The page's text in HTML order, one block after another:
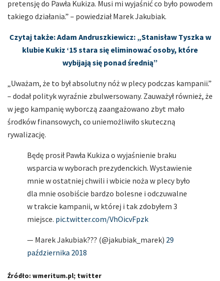
pretensję do Pawła Kukiza. Musi mi wyjaśnić co było powodem
takiego działania.” – powiedział Marek Jakubiak.
Czytaj także: Adam Andruszkiewicz: „Stanisław Tyszka w
klubie Kukiz ‘15 stara się eliminować osoby, które
wybijają się ponad średnią”
„Uważam, że to był absolutny nóż w plecy podczas kampanii.”
– dodał polityk wyraźnie zbulwersowany. Zauważył również, że
w jego kampanię wyborczą zaangażowano zbyt mało
środków finansowych, co uniemożliwiło skuteczną
rywalizację.
Będę prosił Pawła Kukiza o wyjaśnienie braku
wsparcia w wyborach prezydenckich. Wystawienie
mnie w ostatniej chwili i wbicie noża w plecy było
dla mnie osobiście bardzo bolesne i odczuwalne
w trakcie kampanii, w której i tak zdobyłem 3
miejsce. pic.twitter.com/VhOicvFpzk
— Marek Jakubiak??? (@jakubiak_marek) 29
października 2018
Źródło: wmeritum.pl; twitter